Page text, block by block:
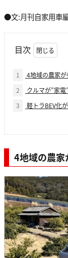
●文:月刊自家用車
目次
1
4地域の農家
2
クルマが”家
3
軽トラBEV化
4地域の農